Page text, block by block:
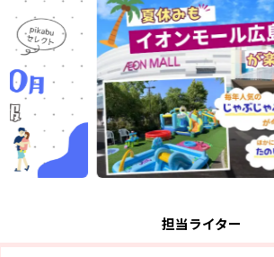
担当ライター